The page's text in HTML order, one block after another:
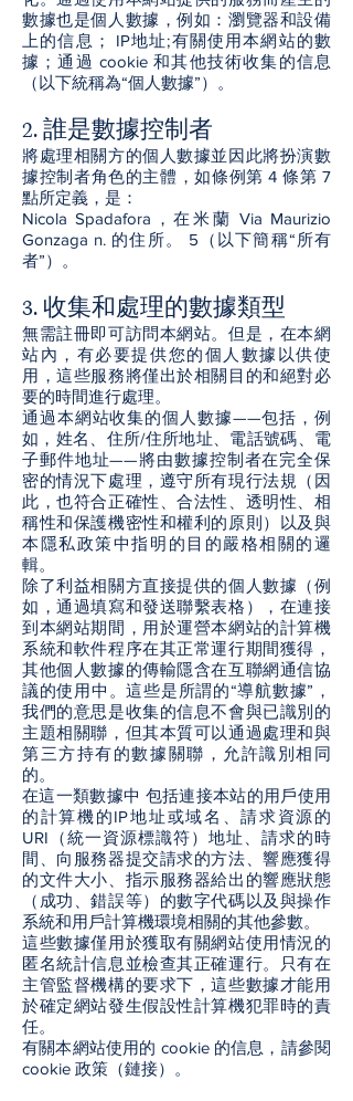
數據也是個人數據，例如：瀏覽器和設備
上的信息； IP地址;有關使用本網站的數
據；通過 cookie 和其他技術收集的信息
（以下統稱為“個人數據”）。
2. 誰是數據控制者
將處理相關方的個人數據並因此將扮演數
據控制者角色的主體，如條例第 4 條第 7
點所定義，是：
Nicola Spadafora，在米蘭 Via Maurizio
Gonzaga n. 的住所。 5（以下簡稱“所有
者”）。
3. 收集和處理的數據類型
無需註冊即可訪問本網站。但是，在本網
站內，有必要提供您的個人數據以供使
用，這些服務將僅出於相關目的和絕對必
要的時間進行處理。
通過本網站收集的個人數據——包括，例
如，姓名、住所/住所地址、電話號碼、電
子郵件地址——將由數據控制者在完全保
密的情況下處理，遵守所有現行法規（因
此，也符合正確性、合法性、透明性、相
稱性和保護機密性和權利的原則）以及與
本隱私政策中指明的目的嚴格相關的邏
輯。
除了利益相關方直接提供的個人數據（例
如，通過填寫和發送聯繫表格），在連接
到本網站期間，用於運營本網站的計算機
系統和軟件程序在其正常運行期間獲得，
其他個人數據的傳輸隱含在互聯網通信協
議的使用中。這些是所謂的“導航數據”，
我們的意思是收集的信息不會與已識別的
主題相關聯，但其本質可以通過處理和與
第三方持有的數據關聯，允許識別相同
的。
在這一類數據中 包括連接本站的用戶使用
的計算機的IP地址或域名、請求資源的
URI（統一資源標識符）地址、請求的時
間、向服務器提交請求的方法、響應獲得
的文件大小、指示服務器給出的響應狀態
（成功、錯誤等）的數字代碼以及與操作
系統和用戶計算機環境相關的其他參數。
這些數據僅用於獲取有關網站使用情況的
匿名統計信息並檢查其正確運行。只有在
主管監督機構的要求下，這些數據才能用
於確定網站發生假設性計算機犯罪時的責
任。
有關本網站使用的 cookie 的信息，請參閱
cookie 政策（鏈接）。